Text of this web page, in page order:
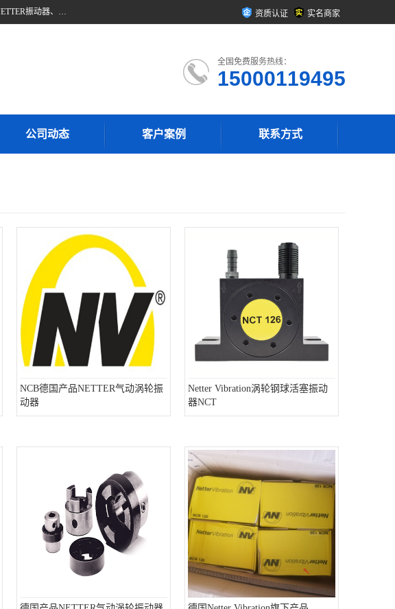
上海邵欧自动化设备有限公司批量供应：INTORQ、NETTER、WAMPFLER、WARNER、WICHITA、三菱离合器、warner离合器、NETTER振动器、WAMPFLER滑触线。上海邵欧自动化设备有限公司提供创新技术与产品解决方案，让客户享有高性价比，优质的产品和服务，我们坚持以持续技术和服务创新为客户不断创造价值。欢迎来电咨询！ 资质认证 实名商家
全国免费服务热线：
15000119495
公司动态 客户案例 联系方式
NCB德国产品NETTER气动涡轮振
动器
Netter Vibration涡轮钢球活塞振动
器NCT